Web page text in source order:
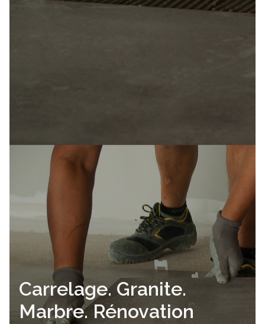
Carrelage. Granite.
Marbre. Rénovation